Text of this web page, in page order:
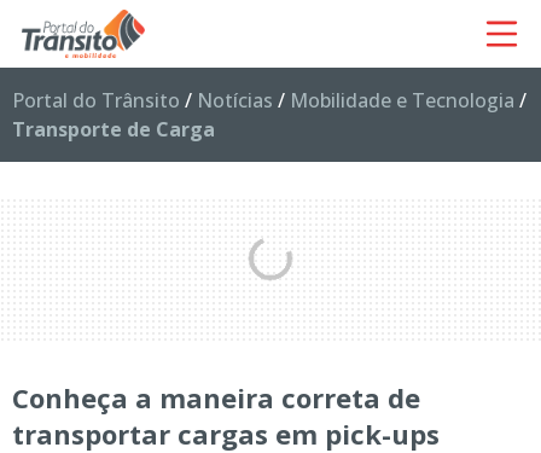
Portal do Trânsito / Notícias / Mobilidade e Tecnologia /
Transporte de Carga
Conheça a maneira correta de
transportar cargas em pick-ups